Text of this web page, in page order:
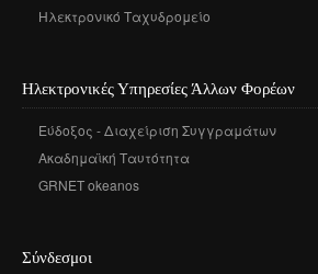
Ηλεκτρονικό Ταχυδρομείο
Ηλεκτρονικές Υπηρεσίες Άλλων Φορέων
Εύδοξος - Διαχείριση Συγγραμάτων
Ακαδημαϊκή Ταυτότητα
GRNET okeanos
Σύνδεσμοι